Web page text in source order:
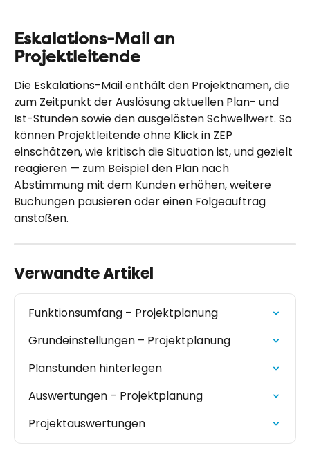
Eskalations-Mail an
Projektleitende
Die Eskalations-Mail enthält den Projektnamen, die
zum Zeitpunkt der Auslösung aktuellen Plan- und
Ist-Stunden sowie den ausgelösten Schwellwert. So
können Projektleitende ohne Klick in ZEP
einschätzen, wie kritisch die Situation ist, und gezielt
reagieren — zum Beispiel den Plan nach
Abstimmung mit dem Kunden erhöhen, weitere
Buchungen pausieren oder einen Folgeauftrag
anstoßen.
Verwandte Artikel
Funktionsumfang – Projektplanung
Grundeinstellungen – Projektplanung
Planstunden hinterlegen
Auswertungen – Projektplanung
Projektauswertungen